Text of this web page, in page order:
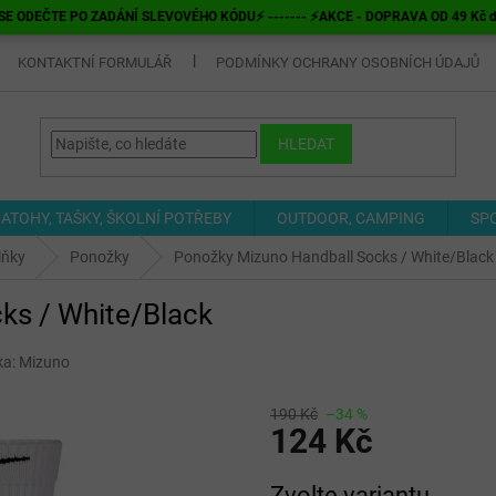
ODEČTE PO ZADÁNÍ SLEVOVÉHO KÓDU⚡ ------- ⚡AKCE - DOPRAVA OD 49
KONTAKTNÍ FORMULÁŘ PODMÍNKY OCHRANY OSOBNÍCH ÚDAJŮ
HLEDAT
TAŠKY, ŠKOLNÍ POTŘEBY OUTDOOR, CAMPING
Ponožky Ponožky Mizuno Handball Socks / White/Black
/ White/Black
Mizuno
190 Kč –34 %
124 Kč